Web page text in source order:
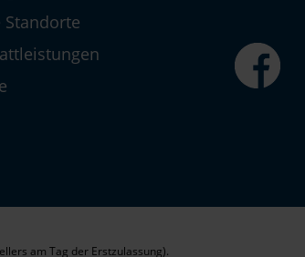
Standorte
am Tag der Erstzulassung).